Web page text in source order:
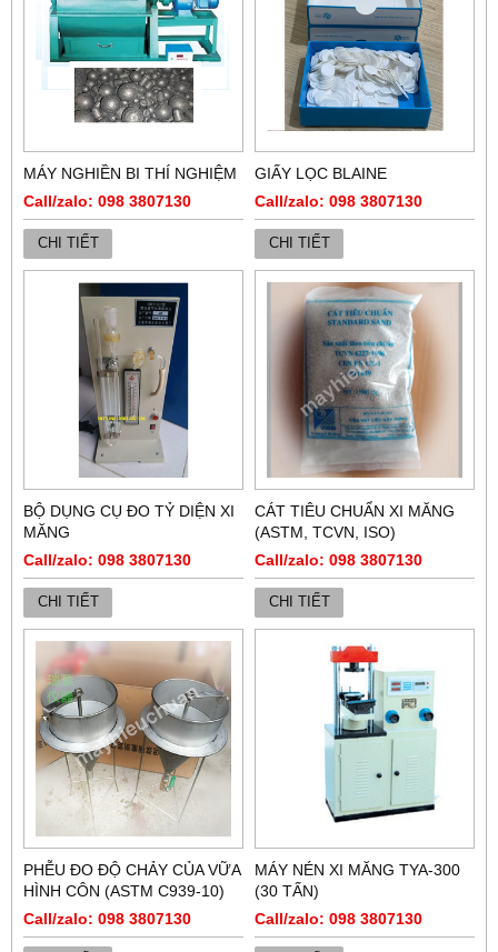
MÁY NGHIỀN BI THÍ NGHIỆM
Call/zalo: 098 3807130
CHI TIẾT
GIẤY LỌC BLAINE
Call/zalo: 098 3807130
CHI TIẾT
BỘ DỤNG CỤ ĐO TỶ DIỆN XI
MĂNG
Call/zalo: 098 3807130
CHI TIẾT
CÁT TIÊU CHUẨN XI MĂNG
(ASTM, TCVN, ISO)
Call/zalo: 098 3807130
CHI TIẾT
PHỄU ĐO ĐỘ CHẢY CỦA VỮA
HÌNH CÔN (ASTM C939-10)
Call/zalo: 098 3807130
MÁY NÉN XI MĂNG TYA-300
(30 TẤN)
Call/zalo: 098 3807130